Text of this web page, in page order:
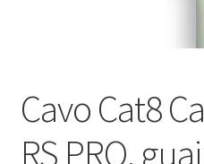
Скидки
Cavo Cat8
RS PRO,